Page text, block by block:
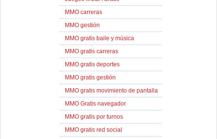
MMO carreras
MMO gestión
MMO gratis baile y música
MMO gratis carreras
MMO gratis deportes
MMO gratis gestión
MMO gratis movimiento de pantalla
MMO Gratis navegador
MMO gratis por turnos
MMO gratis red social